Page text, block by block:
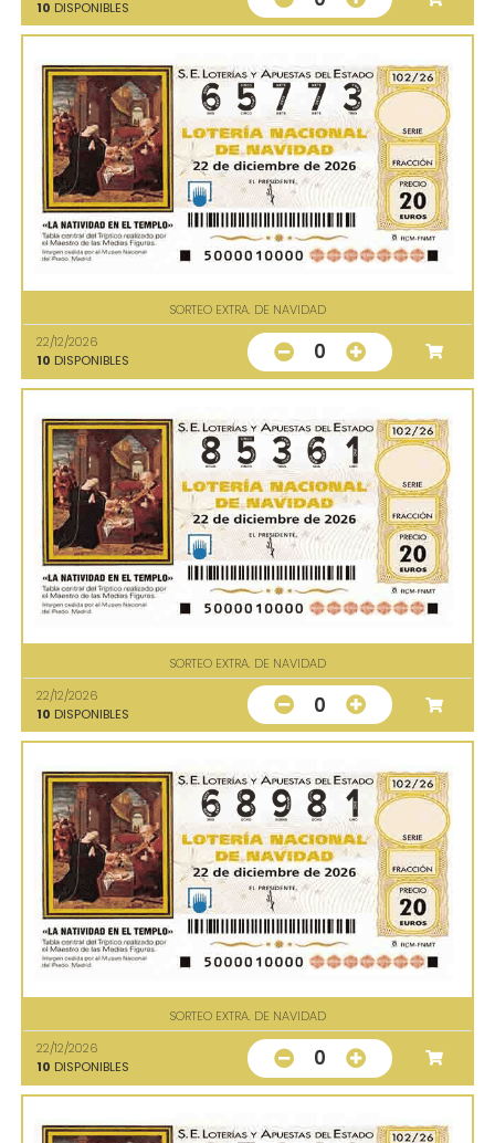
10 DISPONIBLES
SORTEO EXTRA. DE NAVIDAD
22/12/2026
10 DISPONIBLES 0
SORTEO EXTRA. DE NAVIDAD
22/12/2026
10 DISPONIBLES 0
SORTEO EXTRA. DE NAVIDAD
22/12/2026
10 DISPONIBLES 0